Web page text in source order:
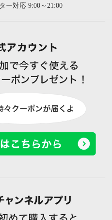
ー対応 9:00～21:00